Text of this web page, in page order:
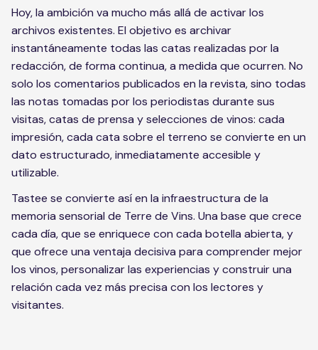
Hoy, la ambición va mucho más allá de activar los
archivos existentes. El objetivo es archivar
instantáneamente todas las catas realizadas por la
redacción, de forma continua, a medida que ocurren. No
solo los comentarios publicados en la revista, sino todas
las notas tomadas por los periodistas durante sus
visitas, catas de prensa y selecciones de vinos: cada
impresión, cada cata sobre el terreno se convierte en un
dato estructurado, inmediatamente accesible y
utilizable.
Tastee se convierte así en la infraestructura de la
memoria sensorial de Terre de Vins. Una base que crece
cada día, que se enriquece con cada botella abierta, y
que ofrece una ventaja decisiva para comprender mejor
los vinos, personalizar las experiencias y construir una
relación cada vez más precisa con los lectores y
visitantes.